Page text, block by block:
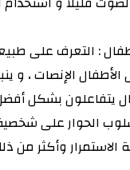
: التعرف على
الإنصات ، و
يتفاعلون بشكل
الحوار على
الاستمرار وأكثر من